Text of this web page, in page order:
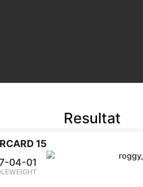
Resultat
15
04-01